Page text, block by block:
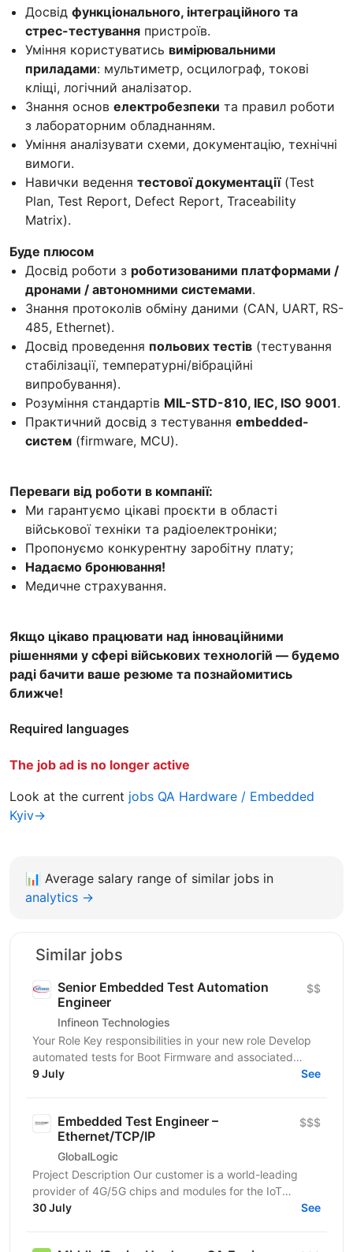
Досвід функціонального, інтеграційного та
стрес-тестування пристроїв.
Уміння користуватись вимірювальними
приладами: мультиметр, осцилограф, токові
кліщі, логічний аналізатор.
Знання основ електробезпеки та правил роботи
з лабораторним обладнанням.
Уміння аналізувати схеми, документацію, технічні
вимоги.
Навички ведення тестової документації(Test
Plan, Test Report, Defect Report, Traceability
Matrix).
Буде плюсом
Досвід роботи з роботизованими платформами /
дронами / автономними системами.
Знання протоколів обміну даними (CAN, UART, RS-
485, Ethernet).
Досвід проведення польових тестів (тестування
стабілізації, температурні/вібраційні
випробування).
Розуміння стандартів MIL-STD-810, IEC, ISO 9001.
Практичний досвід з тестування embedded-
систем (firmware, MCU).
Переваги від роботи в компанії:
Ми гарантуємо цікаві проєкти в області
військової техніки та радіоелектроніки;
Пропонуємо конкурентну заробітну плату;
Надаємо бронювання!
Медичне страхування.
Якщо цікаво працювати над інноваційними
рішеннями у сфері військових технологій — будемо
раді бачити ваше резюме та познайомитись
ближче!
Required languages
The job ad is no longer active
Look at the current jobs QA Hardware / Embedded
Kyiv→
📊 Average salary range of similar jobs in
analytics →
Similar jobs
Senior Embedded Test Automation
Engineer
Infineon Technologies
$$
Your Role Key responsibilities in your new role Develop
automated tests for Boot Firmware and associated
software for ARM Cortex-M MCUs Develop test...
9 July See
Embedded Test Engineer –
Ethernet/TCP/IP
GlobalLogic
$$$
Project Description Our customer is a world-leading
provider of 4G/5G chips and modules for the IoT
market. Within the Product Validation team, you will...
30 July See